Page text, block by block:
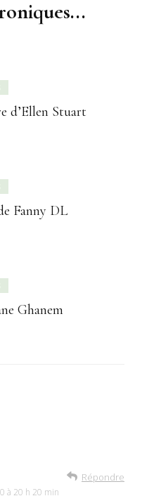
d’Ellen Stuart
Fanny DL
Ghanem
à 20 h 20 min
Répondre